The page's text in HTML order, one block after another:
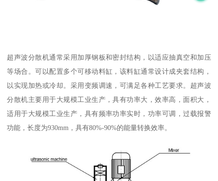
超声波分散机通常采用加厚钢板和密封结构，以适应抽真空和加压
等场合。可以配置多个可移动料缸，该料缸通常设计成夹套结构，
以实现加热或冷却。采用变频调速，可满足各种工艺要求。超声波
分散机主要用于大规模工业生产，具有功率大，效率高，面积大，
适用于大规模工业生产，具有频率功率实时，功率可调，过载报警
功能，长度为930mm，具有80%-90%的能量转换效率。